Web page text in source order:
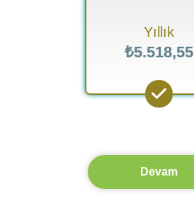
Yıllık
₺5.518,55
Devam